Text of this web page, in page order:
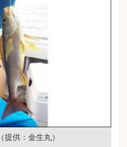
（提供：金生丸）